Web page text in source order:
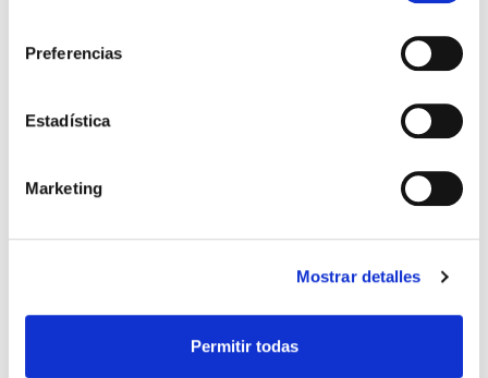
Preferencias
Estadística
Marketing
Mostrar detalles
Permitir todas
STERIMAR ORIGINAL (100ML) 10,45€
AVÍSAME SI HAY STOCK